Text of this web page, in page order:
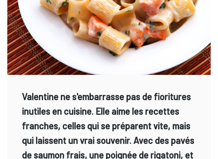
Valentine ne s'embarrasse pas de fioritures
inutiles en cuisine. Elle aime les recettes
franches, celles qui se préparent vite, mais
qui laissent un vrai souvenir. Avec des pavés
de saumon frais, une poignée de rigatoni, et